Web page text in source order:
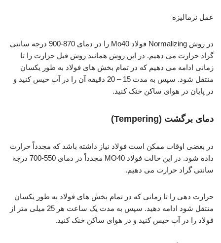
عمل نرمالیزه
در روش Normalizing فولاد Mo40 را در دمای 870-900 درجه سانتی
گراد حرارت می دهیم. در این روش همانند روش قبل حرارت را تا
زمانی ادامه می دهیم که در تمام بخش های فولاد به طور یکسان
منتقل شود. سپس به مدت 15 – 20 دقیقه آن را در آب خیس کنید و
در پایان در هوای ساکن خنک کنید.
دمای برگشت (Tempering)
در بعضی اوقات ممکن است فولاد نیاز داشته باشد که مجدداً حرارت
داده شود. در این حالت فولاد MO40 مجدداً در دمای 550-700 درجه
سانتی گراد حرارت می دهیم.
حرارت دهی را تا زمانی که در تمام بخش های فولاد به طور یکسان
منتقل شود ادامه دهید. سپس به مدت یک ساعت هر 25 میلی متر از
فولاد را در آب خیس کنید و در هوای ساکن خنک کنید.